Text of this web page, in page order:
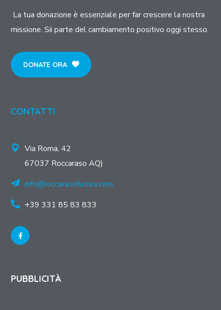
La tua donazione è essenziale per far crescere la nostra
missione. Sii parte del cambiamento positivo oggi stesso.
DONATE ORA
CONTATTI
Via Roma, 42
67037 Roccaraso AQ)
info@roccarasofutura.com
+39 331 85 83 833
PUBBLICITÀ